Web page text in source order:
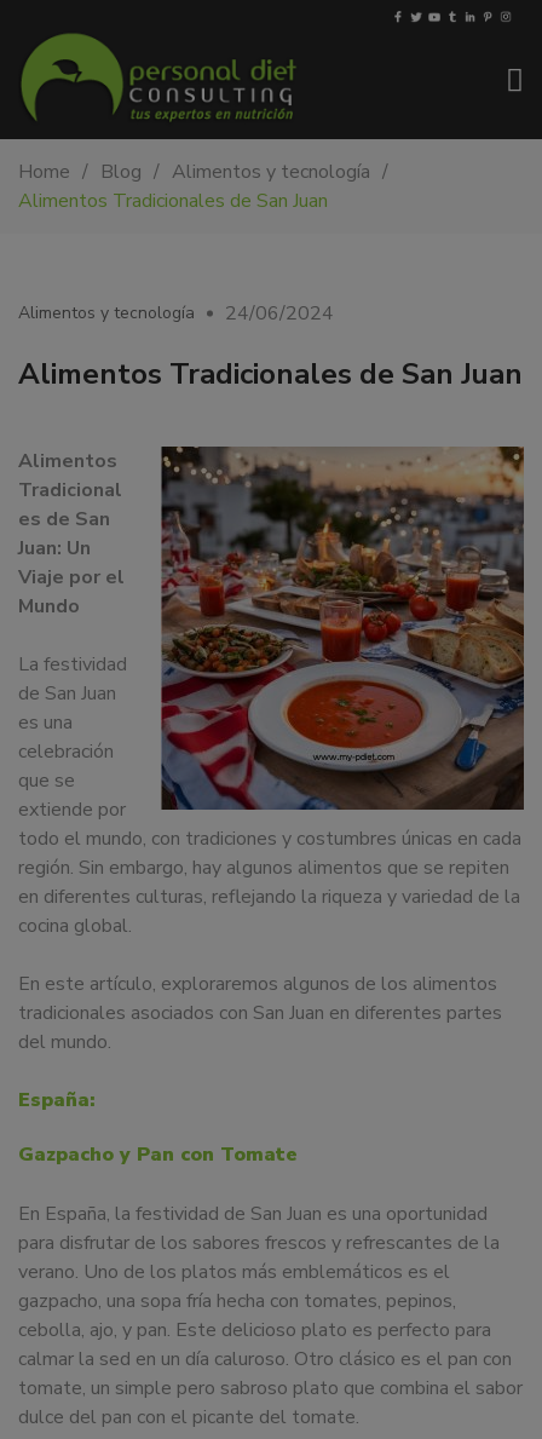
PDiet.com
–
y
dietista
Mejoramos
nutrición
de
y
también
nos
dedicamos
a
la
y
formación
sobre
la
nutrición
alimentaria
tanto
para
particulares,
instituciones,
empresas,
ferias,
eventos.
Home Blog
Alimentos y tecnología
Alimentos Tradicionales de San Juan
Alimentos y tecnología 24/06/2024
Alimentos Tradicionales de San Juan
Alimentos
Tradicional
es de San
Juan: Un
Viaje por el
Mundo
La festividad
de San Juan
es una
celebración
que se
extiende por
todo el mundo, con tradiciones y costumbres únicas en cada
región. Sin embargo, hay algunos alimentos que se repiten
en diferentes culturas, reflejando la riqueza y variedad de la
cocina global.
En este artículo, exploraremos algunos de los alimentos
tradicionales asociados con San Juan en diferentes partes
del mundo.
España:
Gazpacho y Pan con Tomate
En España, la festividad de San Juan es una oportunidad
para disfrutar de los sabores frescos y refrescantes de la
verano. Uno de los platos más emblemáticos es el
gazpacho, una sopa fría hecha con tomates, pepinos,
cebolla, ajo, y pan. Este delicioso plato es perfecto para
calmar la sed en un día caluroso. Otro clásico es el pan con
tomate, un simple pero sabroso plato que combina el sabor
dulce del pan con el picante del tomate.